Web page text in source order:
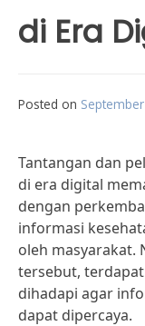
di Era
Posted on
Tantangan dan
di era digital
dengan
informasi
oleh masyarakat.
tersebut,
dihadapi agar
dapat dipercaya.